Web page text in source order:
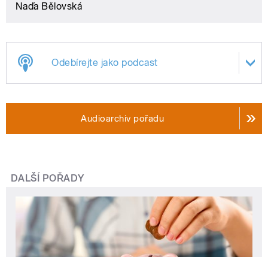
Naďa Bělovská
Odebírejte jako podcast
Audioarchiv pořadu
DALŠÍ POŘADY